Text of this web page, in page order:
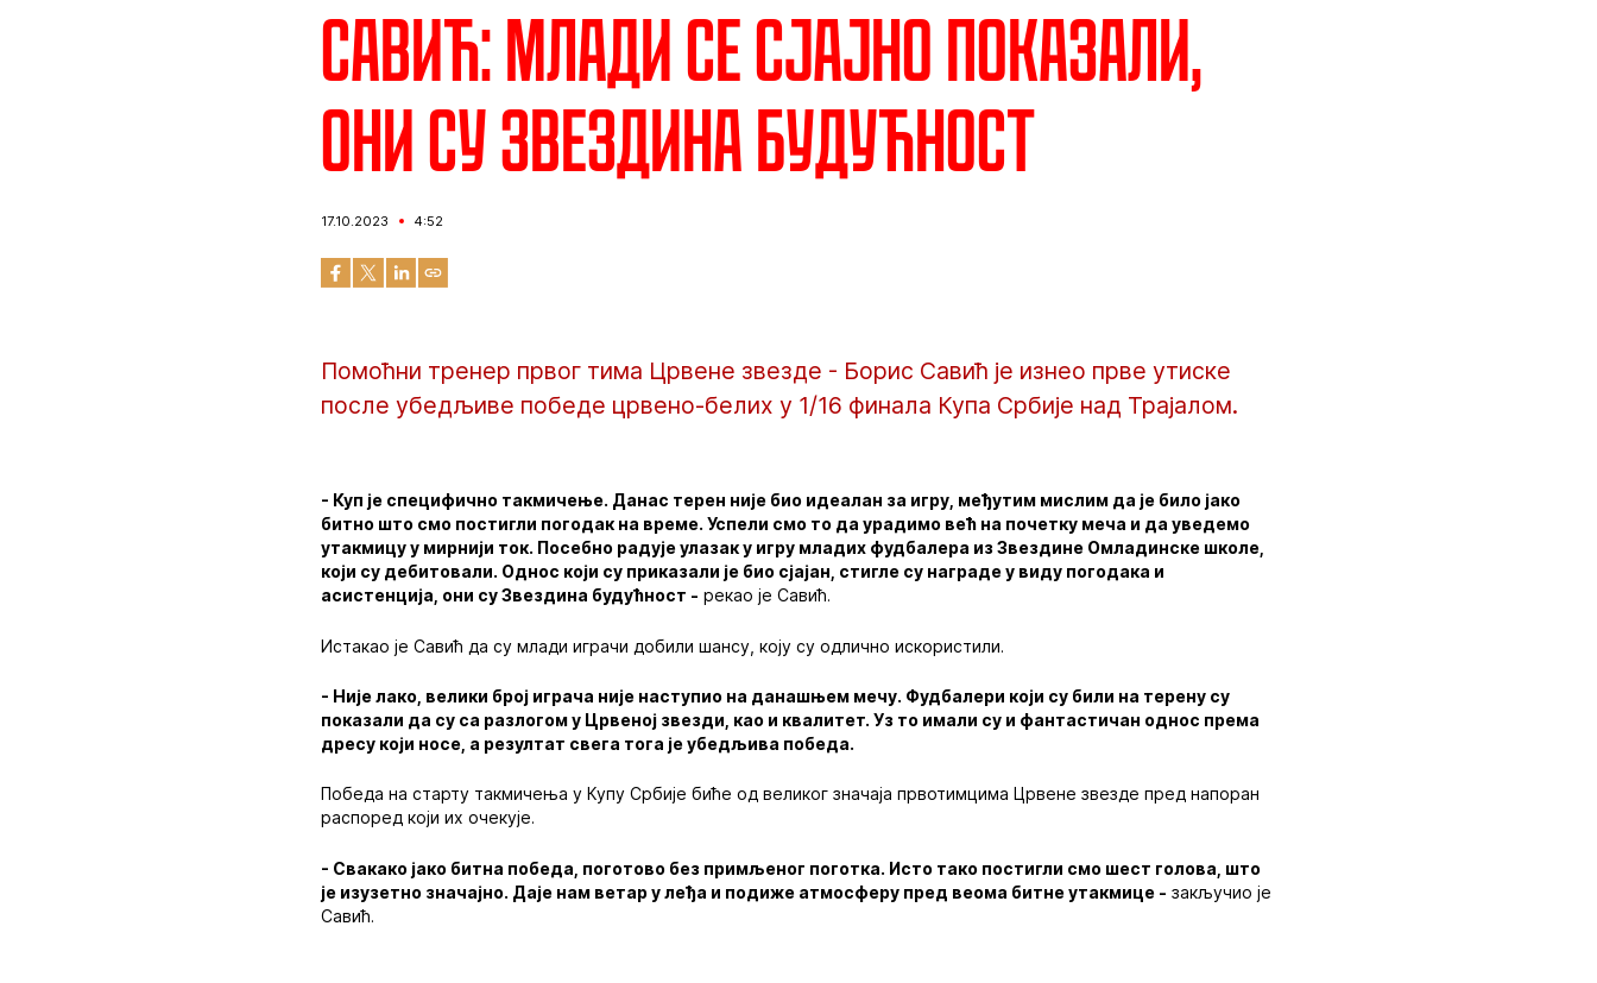
Савић: Млади се сјајно показали,
они су Звездина будућност
17.10.2023 4:52
Помоћни тренер првог тима Црвене звезде - Борис Савић је изнео прве утиске
после убедљиве победе црвено-белих у 1/16 финала Купа Србије над Трајалом.
- Куп је специфично такмичење. Данас терен није био идеалан за игру, међутим мислим да је било јако
битно што смо постигли погодак на време. Успели смо то да урадимо већ на почетку меча и да уведемо
утакмицу у мирнији ток. Посебно радује улазак у игру младих фудбалера из Звездине Омладинске школе,
који су дебитовали. Однос који су приказали је био сјајан, стигле су награде у виду погодака и
асистенција, они су Звездина будућност - рекао је Савић.
Истакао је Савић да су млади играчи добили шансу, коју су одлично искористили.
- Није лако, велики број играча није наступио на данашњем мечу. Фудбалери који су били на терену су
показали да су са разлогом у Црвеној звезди, као и квалитет. Уз то имали су и фантастичан однос према
дресу који носе, а резултат свега тога је убедљива победа.
Победа на старту такмичења у Купу Србије биће од великог значаја првотимцима Црвене звезде пред напоран
распоред који их очекује.
- Свакако јако битна победа, поготово без примљеног поготка. Исто тако постигли смо шест голова, што
је изузетно значајно. Даје нам ветар у леђа и подиже атмосферу пред веома битне утакмице - закључио је
Савић.